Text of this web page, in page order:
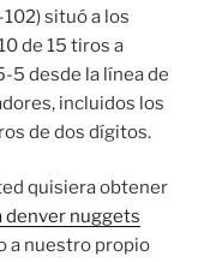
situó a los
de 15 tiros a
5 desde la línea de
incluidos los
de dos dígitos.
quisiera obtener
denver nuggets
a nuestro propio